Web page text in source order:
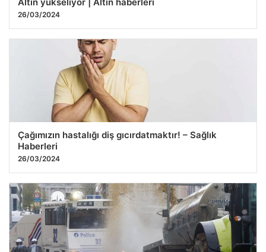
26/03/2024
Çağımızın hastalığı diş gıcırdatmaktır! – Sağlık
Haberleri
26/03/2024